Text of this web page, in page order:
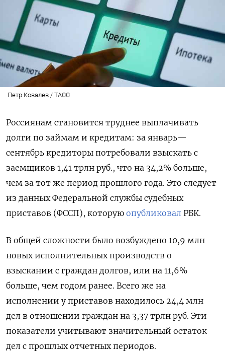
Петр Ковалев / ТАСС
Россиянам становится труднее выплачивать
долги по займам и кредитам: за январь—
сентябрь кредиторы потребовали взыскать с
заемщиков 1,41 трлн руб., что на 34,2% больше,
чем за тот же период прошлого года. Это следует
из данных Федеральной службы судебных
приставов (ФССП), которую опубликовал РБК.
В общей сложности было возбуждено 10,9 млн
новых исполнительных производств о
взыскании с граждан долгов, или на 11,6%
больше, чем годом ранее. Всего же на
исполнении у приставов находилось 24,4 млн
дел в отношении граждан на 3,37 трлн руб. Эти
показатели учитывают значительный остаток
дел с прошлых отчетных периодов.